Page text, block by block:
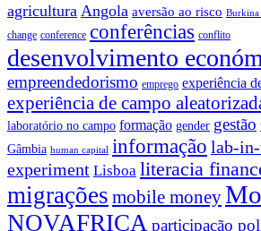
agricultura Angola aversão ao risco Burkina
change conference conferências conflito
desenvolvimento
empreendedorismo emprego experiência
experiência de campo
laboratório no campo formação gender gestão
Gâmbia human capital informação lab-
experiment Lisboa literacia
migrações mobile money
NOVAFRICA participação